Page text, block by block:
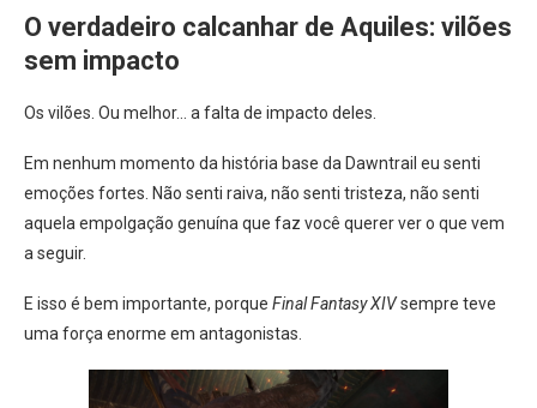
O verdadeiro calcanhar de Aquiles: vilões
sem impacto
Os vilões. Ou melhor… a falta de impacto deles.
Em nenhum momento da história base da Dawntrail eu senti
emoções fortes. Não senti raiva, não senti tristeza, não senti
aquela empolgação genuína que faz você querer ver o que vem
a seguir.
E isso é bem importante, porque Final Fantasy XIVsempre teve
uma força enorme em antagonistas.